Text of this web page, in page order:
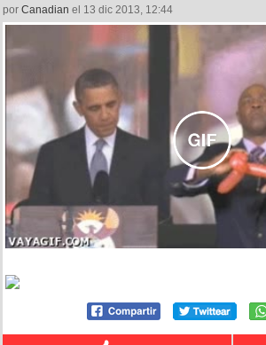
por Canadian el 13 dic 2013, 12:44